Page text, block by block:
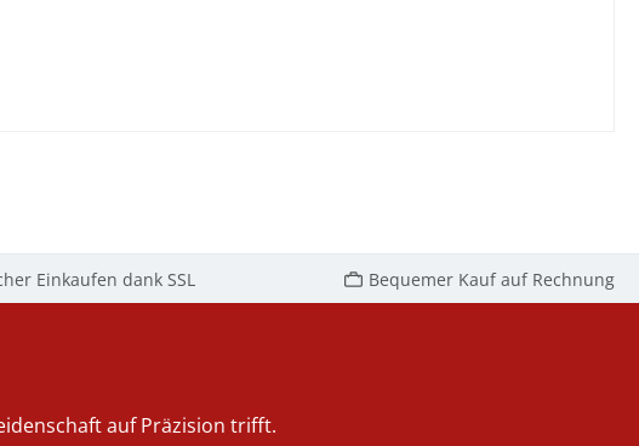
Einkaufen dank SSL Bequemer Kauf auf Rechnung
auf Präzision trifft.